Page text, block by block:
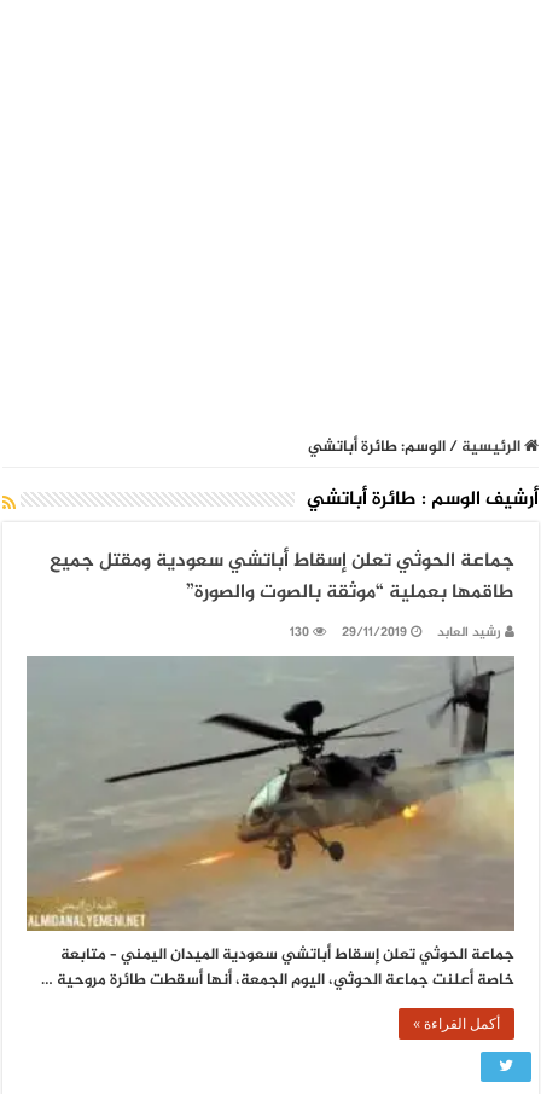
الرئيسية/الوسم:طائرة أباتشي
أرشيف الوسم : طائرة أباتشي
جماعة الحوثي تعلن إسقاط أباتشي سعودية ومقتل جميع
طاقمها بعملية “موثقة بالصوت والصورة”
رشيد العابد 29/11/2019
130
جماعة الحوثي تعلن إسقاط أباتشي سعودية الميدان اليمني – متابعة
خاصة أعلنت جماعة الحوثي، اليوم الجمعة، أنها أسقطت طائرة مروحية …
أكمل القراءة »